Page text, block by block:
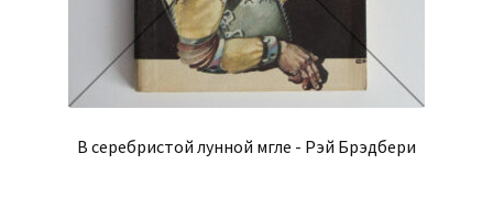
В серебристой лунной мгле - Рэй Брэдбери